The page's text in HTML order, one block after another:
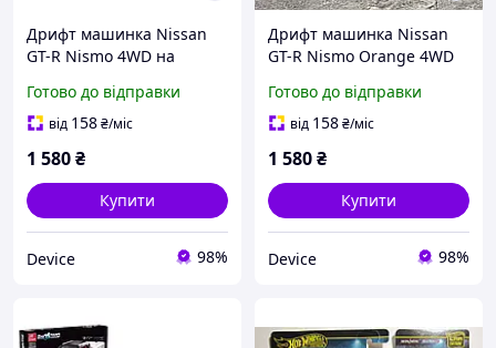
Дрифт машинка Nissan
GT-R Nismo 4WD на
1:16. Машинка на пульті
радіоуправління, на
Готово до відправки
від 158₴/міс
1 580₴
Купити
Device 98%
Дрифт машинка Nissan
GT-R Nismo Orange 4WD
1:16. Машинка на пульті
радіоуправління, на
Готово до відправки
від 158₴/міс
1 580₴
Купити
Device 98%